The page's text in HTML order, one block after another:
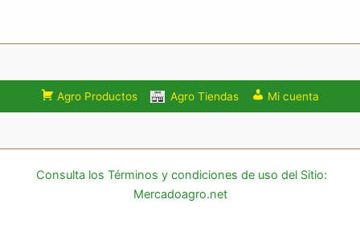
Agro Productos Agro Tiendas Mi cuenta
Consulta los Términos y condiciones de uso del Sitio:
Mercadoagro.net